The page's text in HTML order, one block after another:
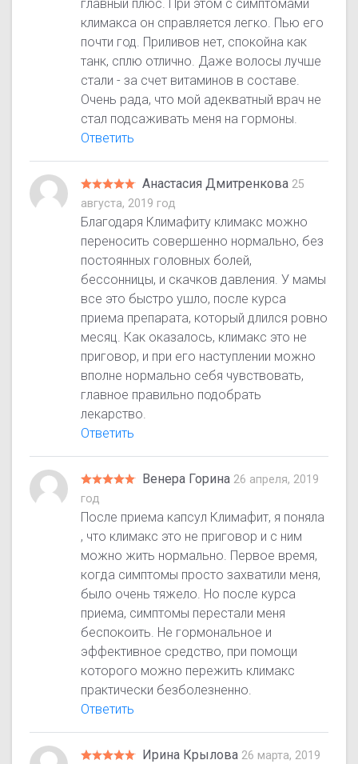
главный плюс. При этом с симптомами
климакса он справляется легко. Пью его
почти год. Приливов нет, спокойна как
танк, сплю отлично. Даже волосы лучше
стали - за счет витаминов в составе.
Очень рада, что мой адекватный врач не
стал подсаживать меня на гормоны.
Ответить
Анастасия Дмитренкова 25
августа, 2019 год
Благодаря Климафиту климакс можно
переносить совершенно нормально, без
постоянных головных болей,
бессонницы, и скачков давления. У мамы
все это быстро ушло, после курса
приема препарата, который длился ровно
месяц. Как оказалось, климакс это не
приговор, и при его наступлении можно
вполне нормально себя чувствовать,
главное правильно подобрать
лекарство.
Ответить
Венера Горина 26 апреля, 2019
год
После приема капсул Климафит, я поняла
, что климакс это не приговор и с ним
можно жить нормально. Первое время,
когда симптомы просто захватили меня,
было очень тяжело. Но после курса
приема, симптомы перестали меня
беспокоить. Не гормональное и
эффективное средство, при помощи
которого можно пережить климакс
практически безболезненно.
Ответить
Ирина Крылова 26 марта, 2019